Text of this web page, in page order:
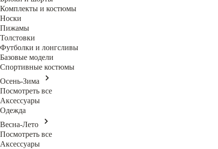
Комплекты и костюмы
Носки
Пижамы
Толстовки
Футболки и лонгсливы
Базовые модели
Спортивные костюмы
Осень-Зима
Посмотреть все
Аксессуары
Одежда
Весна-Лето
Посмотреть все
Аксессуары